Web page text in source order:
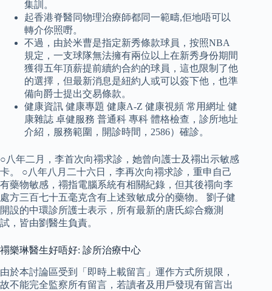
集訓。
起香港脊醫同物理治療師都同一範疇,佢地唔可以
轉介你照嘢。
不過，由於米曹是指定新秀條款球員，按照NBA
規定，一支球隊無法擁有兩位以上在新秀身份期間
獲得五年頂薪提前續約合約的球員，這也限制了他
的選擇，但最新消息是紐約人或可以簽下他，也準
備向爵士提出交易條款。
健康資訊 健康專題 健康A-Z 健康視頻 常用網址 健
康雜誌 卓健服務 普通科 專科 體格檢查，診所地址
介紹，服務範圍，開診時間，2586）確診。
○八年二月，李首次向禤求診，她曾向護士及禤出示敏感
卡。 ○八年八月二十六日，李再次向禤求診，重申自己
有藥物敏感，禤指電腦系統有相關紀錄，但其後禤向李
處方三百七十五毫克含有上述致敏成分的藥物。 劉子健
開設的中環診所護士表示，所有最新的唐氏綜合癥測
試，皆由劉醫生負責。
禤樂琳醫生好唔好: 診所治療中心
由於本討論區受到「即時上載留言」運作方式所規限，
故不能完全監察所有留言，若讀者及用戶發現有留言出